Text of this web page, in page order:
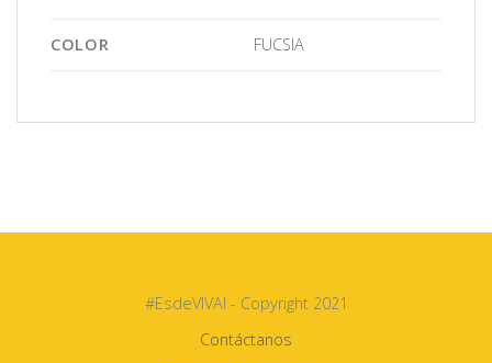
COLOR FUCSIA
#EsdeVIVAI - Copyright 2021
Contáctanos